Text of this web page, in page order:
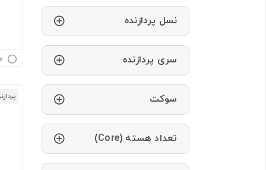
نسل پردازنده
سری پردازنده
سوکت
تعداد هسته (Core)